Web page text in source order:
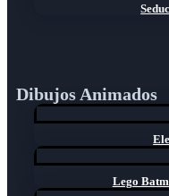
Dibujos Animados
Lego